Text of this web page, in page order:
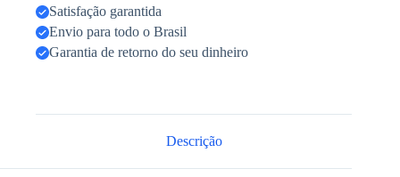
Satisfação garantida
Envio para todo o Brasil
Garantia de retorno do seu dinheiro
Descrição